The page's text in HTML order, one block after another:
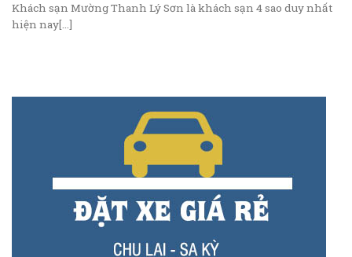
Khách sạn Mường Thanh Lý Sơn là khách sạn 4 sao duy nhất
hiện nay[...]